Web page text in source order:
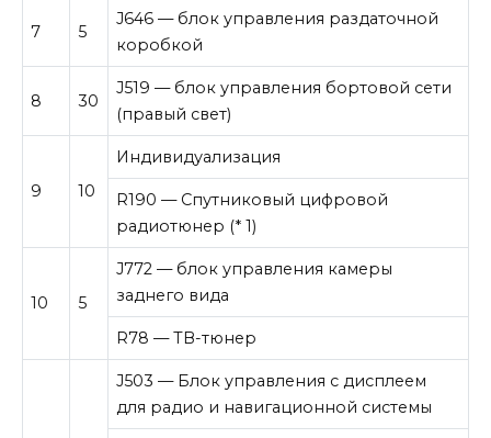
7 5
J646 — блок управления раздаточной
коробкой
8 30
J519 — блок управления бортовой сети
(правый свет)
9 10
Индивидуализация
R190 — Спутниковый цифровой
радиотюнер (* 1)
10 5
J772 — блок управления камеры
заднего вида
R78 — ТВ-тюнер
J503 — Блок управления с дисплеем
для радио и навигационной системы